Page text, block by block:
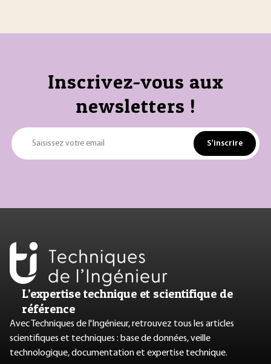
Inscrivez-vous aux
newsletters !
Saisissez votre email S'inscrire
L’expertise technique et scientifique de
référence
Avec Techniques de l'Ingénieur, retrouvez tous les articles
scientifiques et techniques : base de données, veille
technologique, documentation et expertise technique.